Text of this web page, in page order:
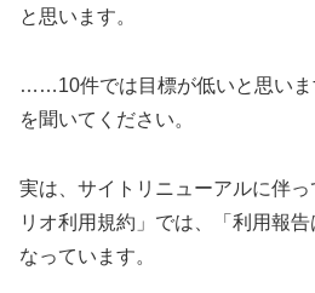
と思います。
……10件では目標が低いと思いま
を聞いてください。
実は、サイトリニューアルに伴
リオ利用規約」では、「利用報
なっています。